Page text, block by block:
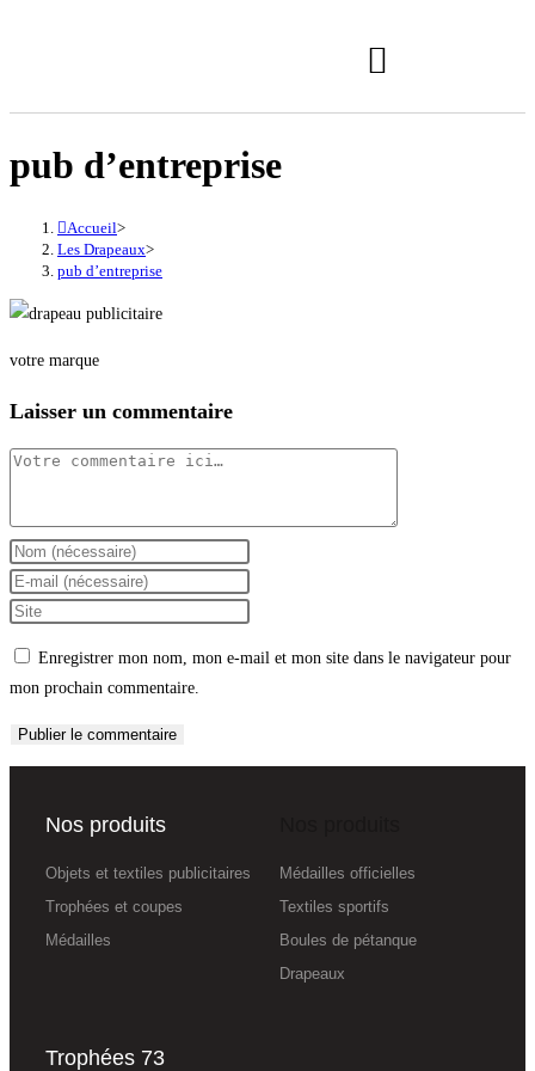
pub d’entreprise
Accueil>
Les Drapeaux>
pub d’entreprise
votre marque
Laisser un commentaire
Enregistrer mon nom, mon e-mail et mon site dans le navigateur pour
mon prochain commentaire.
Nos produits
Objets et textiles publicitaires
Trophées et coupes
Médailles
Médailles officielles
Textiles sportifs
Boules de pétanque
Drapeaux
Trophées 73